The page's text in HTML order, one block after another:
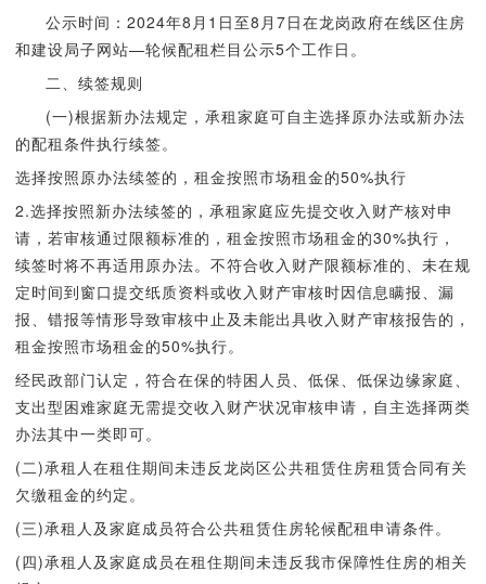
公示时间：2024年8月1日至8月7日在龙岗政府在线区住房
和建设局子网站—轮候配租栏目公示5个工作日。
二、续签规则
(一)根据新办法规定，承租家庭可自主选择原办法或新办法
的配租条件执行续签。
选择按照原办法续签的，租金按照市场租金的50%执行
2.选择按照新办法续签的，承租家庭应先提交收入财产核对申
请，若审核通过限额标准的，租金按照市场租金的30%执行，
续签时将不再适用原办法。不符合收入财产限额标准的、未在规
定时间到窗口提交纸质资料或收入财产审核时因信息瞒报、漏
报、错报等情形导致审核中止及未能出具收入财产审核报告的，
租金按照市场租金的50%执行。
经民政部门认定，符合在保的特困人员、低保、低保边缘家庭、
支出型困难家庭无需提交收入财产状况审核申请，自主选择两类
办法其中一类即可。
(二)承租人在租住期间未违反龙岗区公共租赁住房租赁合同有关
欠缴租金的约定。
(三)承租人及家庭成员符合公共租赁住房轮候配租申请条件。
(四)承租人及家庭成员在租住期间未违反我市保障性住房的相关